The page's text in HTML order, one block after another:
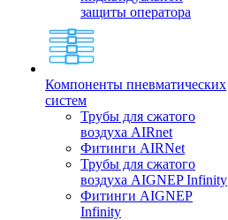
защиты оператора
Компоненты пневматических
систем
Трубы для сжатого
воздуха AIRnet
Фитинги AIRNet
Трубы для сжатого
воздуха AIGNEP Infinity
Фитинги AIGNEP
Infinity